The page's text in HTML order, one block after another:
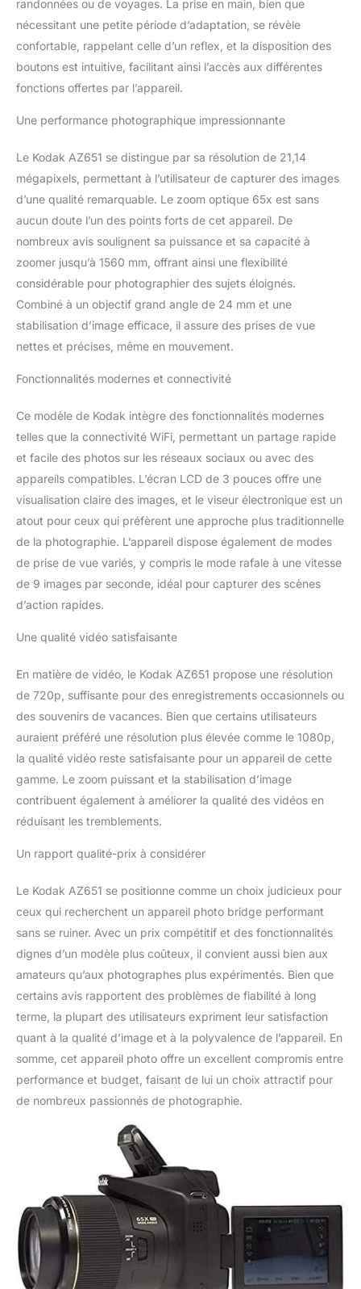
randonnées ou de voyages. La prise en main, bien que
nécessitant une petite période d’adaptation, se révèle
confortable, rappelant celle d’un reflex, et la disposition des
boutons est intuitive, facilitant ainsi l’accès aux différentes
fonctions offertes par l’appareil.
Une performance photographique impressionnante
Le Kodak AZ651 se distingue par sa résolution de 21,14
mégapixels, permettant à l’utilisateur de capturer des images
d’une qualité remarquable. Le zoom optique 65x est sans
aucun doute l’un des points forts de cet appareil. De
nombreux avis soulignent sa puissance et sa capacité à
zoomer jusqu’à 1560 mm, offrant ainsi une flexibilité
considérable pour photographier des sujets éloignés.
Combiné à un objectif grand angle de 24 mm et une
stabilisation d’image efficace, il assure des prises de vue
nettes et précises, même en mouvement.
Fonctionnalités modernes et connectivité
Ce modèle de Kodak intègre des fonctionnalités modernes
telles que la connectivité WiFi, permettant un partage rapide
et facile des photos sur les réseaux sociaux ou avec des
appareils compatibles. L’écran LCD de 3 pouces offre une
visualisation claire des images, et le viseur électronique est un
atout pour ceux qui préfèrent une approche plus traditionnelle
de la photographie. L’appareil dispose également de modes
de prise de vue variés, y compris le mode rafale à une vitesse
de 9 images par seconde, idéal pour capturer des scènes
d’action rapides.
Une qualité vidéo satisfaisante
En matière de vidéo, le Kodak AZ651 propose une résolution
de 720p, suffisante pour des enregistrements occasionnels ou
des souvenirs de vacances. Bien que certains utilisateurs
auraient préféré une résolution plus élevée comme le 1080p,
la qualité vidéo reste satisfaisante pour un appareil de cette
gamme. Le zoom puissant et la stabilisation d’image
contribuent également à améliorer la qualité des vidéos en
réduisant les tremblements.
Un rapport qualité-prix à considérer
Le Kodak AZ651 se positionne comme un choix judicieux pour
ceux qui recherchent un appareil photo bridge performant
sans se ruiner. Avec un prix compétitif et des fonctionnalités
dignes d’un modèle plus coûteux, il convient aussi bien aux
amateurs qu’aux photographes plus expérimentés. Bien que
certains avis rapportent des problèmes de fiabilité à long
terme, la plupart des utilisateurs expriment leur satisfaction
quant à la qualité d’image et à la polyvalence de l’appareil. En
somme, cet appareil photo offre un excellent compromis entre
performance et budget, faisant de lui un choix attractif pour
de nombreux passionnés de photographie.